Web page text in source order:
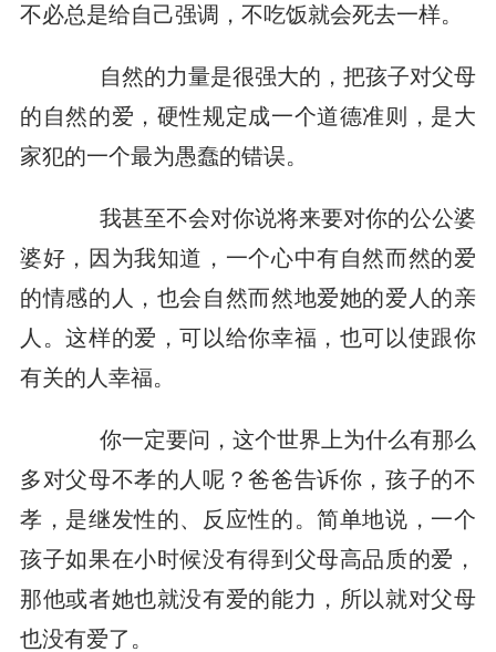
不必总是给自己强调，不吃饭就会死去一样。
自然的力量是很强大的，把孩子对父母
的自然的爱，硬性规定成一个道德准则，是大
家犯的一个最为愚蠢的错误。
我甚至不会对你说将来要对你的公公婆
婆好，因为我知道，一个心中有自然而然的爱
的情感的人，也会自然而然地爱她的爱人的亲
人。这样的爱，可以给你幸福，也可以使跟你
有关的人幸福。
你一定要问，这个世界上为什么有那么
多对父母不孝的人呢？爸爸告诉你，孩子的不
孝，是继发性的、反应性的。简单地说，一个
孩子如果在小时候没有得到父母高品质的爱，
那他或者她也就没有爱的能力，所以就对父母
也没有爱了。